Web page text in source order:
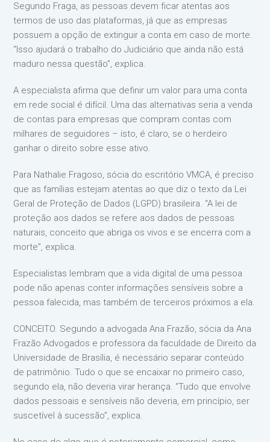
Segundo Fraga, as pessoas devem ficar atentas aos
termos de uso das plataformas, já que as empresas
possuem a opção de extinguir a conta em caso de morte.
“Isso ajudará o trabalho do Judiciário que ainda não está
maduro nessa questão”, explica.
A especialista afirma que definir um valor para uma conta
em rede social é difícil. Uma das alternativas seria a venda
de contas para empresas que compram contas com
milhares de seguidores – isto, é claro, se o herdeiro
ganhar o direito sobre esse ativo.
Para Nathalie Fragoso, sócia do escritório VMCA, é preciso
que as famílias estejam atentas ao que diz o texto da Lei
Geral de Proteção de Dados (LGPD) brasileira. “A lei de
proteção aos dados se refere aos dados de pessoas
naturais, conceito que abriga os vivos e se encerra com a
morte”, explica.
Especialistas lembram que a vida digital de uma pessoa
pode não apenas conter informações sensíveis sobre a
pessoa falecida, mas também de terceiros próximos a ela.
CONCEITO. Segundo a advogada Ana Frazão, sócia da Ana
Frazão Advogados e professora da faculdade de Direito da
Universidade de Brasília, é necessário separar conteúdo
de patrimônio. Tudo o que se encaixar no primeiro caso,
segundo ela, não deveria virar herança. “Tudo que envolve
dados pessoais e sensíveis não deveria, em princípio, ser
suscetível à sucessão”, explica.